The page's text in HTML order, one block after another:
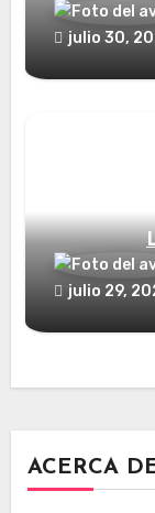
julio 30,
julio 29,
ACERCA